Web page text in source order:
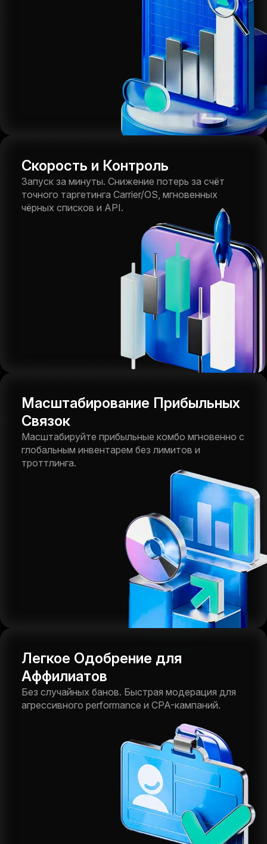
Скорость и Контроль
Запуск за минуты. Снижение потерь за счёт
точного таргетинга Carrier/OS, мгновенных
чёрных списков и API.
Масштабирование Прибыльных
Связок
Масштабируйте прибыльные комбо мгновенно с
глобальным инвентарем без лимитов и
троттлинга.
Легкое Одобрение для
Аффилиатов
Без случайных банов. Быстрая модерация для
агрессивного performance и CPA-кампаний.